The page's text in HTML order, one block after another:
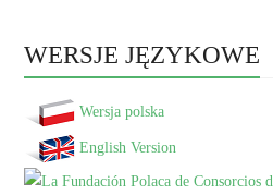
WERSJE JĘZYKOWE
Wersja polska
English Version